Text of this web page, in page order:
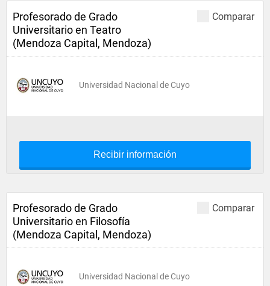
Comparar
Profesorado de Grado
Universitario en Teatro
(Mendoza Capital, Mendoza)
Universidad Nacional de Cuyo
Recibir información
Comparar
Profesorado de Grado
Universitario en Filosofía
(Mendoza Capital, Mendoza)
Universidad Nacional de Cuyo